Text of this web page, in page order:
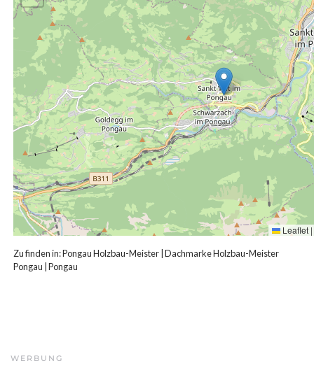
Leaflet |
Zu finden in:Pongau Holzbau-Meister|Dachmarke Holzbau-Meister
Pongau |Pongau
WERBUNG